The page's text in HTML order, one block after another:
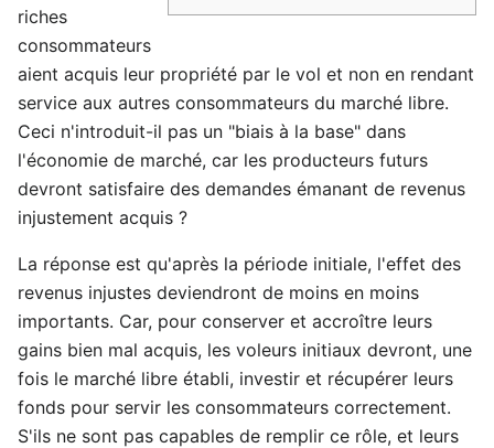
riches
consommateurs
aient acquis leur propriété par le vol et non en rendant
service aux autres consommateurs du marché libre.
Ceci n'introduit-il pas un "biais à la base" dans
l'économie de marché, car les producteurs futurs
devront satisfaire des demandes émanant de revenus
injustement acquis ?
La réponse est qu'après la période initiale, l'effet des
revenus injustes deviendront de moins en moins
importants. Car, pour conserver et accroître leurs
gains bien mal acquis, les voleurs initiaux devront, une
fois le marché libre établi, investir et récupérer leurs
fonds pour servir les consommateurs correctement.
S'ils ne sont pas capables de remplir ce rôle, et leurs